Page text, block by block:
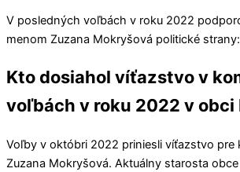
V posledných voľbách v roku 2022
menom Zuzana Mokryšová politické strany:
Kto dosiahol víťazstvo v
voľbách v roku 2022 v obci
Voľby v októbri 2022 priniesli víťazstvo pre
Zuzana Mokryšová. Aktuálny starosta obce